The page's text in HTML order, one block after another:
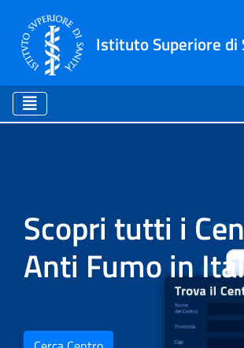
Istituto Superiore di
Home
Scopri tutti i
Anti Fumo in